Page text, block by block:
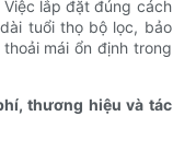
lắp đặt đúng cách
tuổi thọ bộ lọc, bảo
mái ổn định trong
thương hiệu và tác